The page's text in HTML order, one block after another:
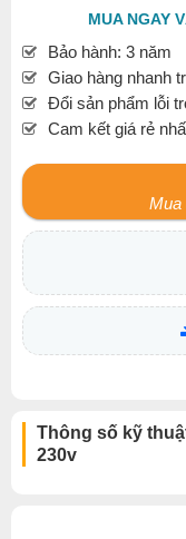
MUA NGAY
Bảo hành: 3 năm
Giao hàng nhanh
Đổi sản phẩm lỗi
Cam kết giá rẻ
Mua
Thông số kỹ
230v